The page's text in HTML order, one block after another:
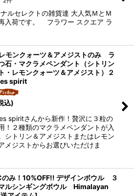
ルセレクトの雑貨達 大人気ＭとＭ
入荷です。 フラワー スクエア ラ
モンクォーツ＆アメジストのみ ラ
石・マクラメペンダント（シトリン
・レモンクォーツ＆アメジスト）２
spirit
込)
spiritさんから新作！贅沢に３粒の
！２種類のマクラメペンダントが入
シトリン＆アメジストまたはレモン
メジストからお選びいただけま
のみ！10%OFF!! デザインボウル ３
ルシンギングボウル Himalayan